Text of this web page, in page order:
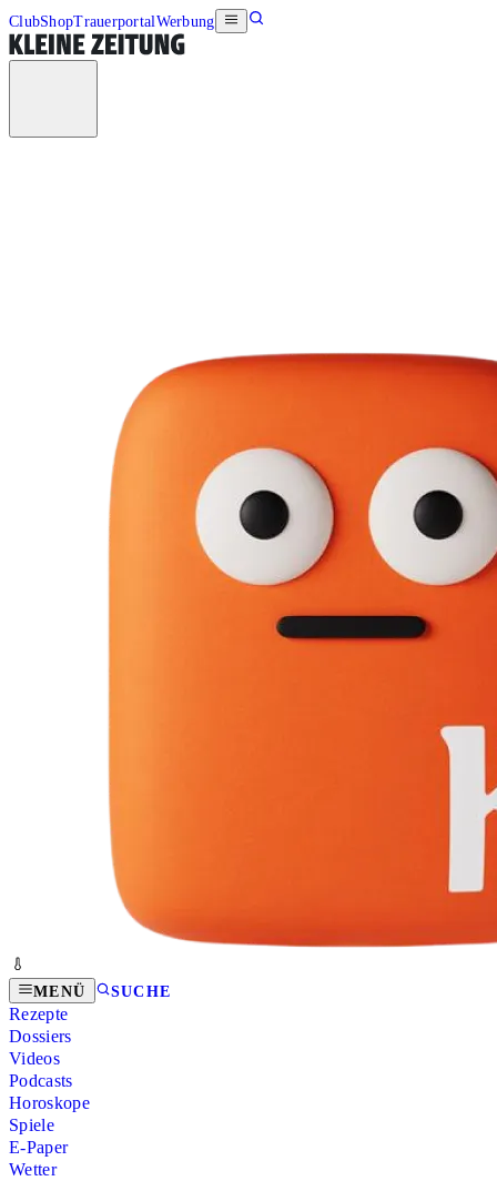
ClubShopTrauerportalWerbung
MENÜ SUCHE
Rezepte
Dossiers
Videos
Podcasts
Horoskope
Spiele
E-Paper
Wetter